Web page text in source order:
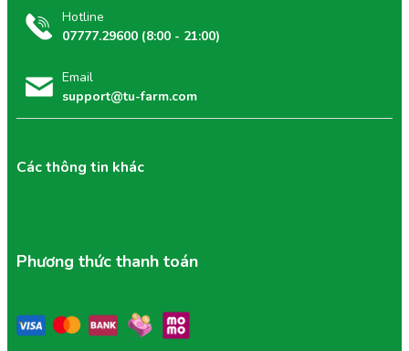
Hotline
07777.29600 (8:00 - 21:00)
Email
support@tu-farm.com
Các thông tin khác
Phương thức thanh toán